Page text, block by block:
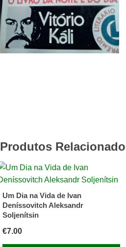
Produtos
Um Dia na Vida de Ivan
Deníssovitch Aleksandr
Soljenítsin
€7.00